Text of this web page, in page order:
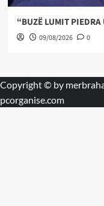
“BUZË LUMIT PIEDRA
09/08/2026 0
Copyright © by
pcorganise.com